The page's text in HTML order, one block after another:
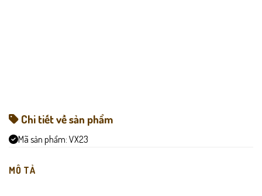
Chi tiết về sản phẩm
Mã sản phẩm: VX23
MÔ TẢ